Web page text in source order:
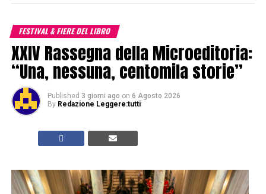
FESTIVAL & FIERE DEL LIBRO
XXIV Rassegna della Microeditoria:
“Una, nessuna, centomila storie”
Published 3 giorni ago on 6 Agosto 2026
By Redazione Leggere:tutti